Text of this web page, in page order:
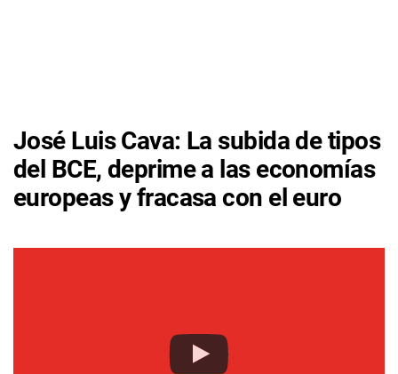
José Luis Cava: La subida de tipos
del BCE, deprime a las economías
europeas y fracasa con el euro